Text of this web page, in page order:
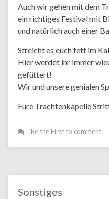
Auch wir gehen mit dem
ein richtiges Festival mit
und natürlich auch einer
Streicht es euch fett im
Hier werdet ihr immer
gefüttert!
Wir und unsere genialen
Eure Trachtenkapelle
Be the First to comment.
Sonstiges